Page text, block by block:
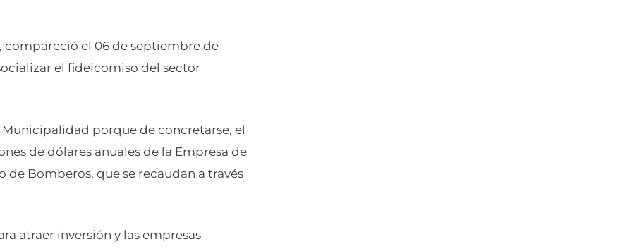
compareció el 06 de septiembre de
el fideicomiso del sector
porque de concretarse, el
de dólares anuales de la Empresa de
de Bomberos, que se recaudan a través
atraer inversión y las empresas